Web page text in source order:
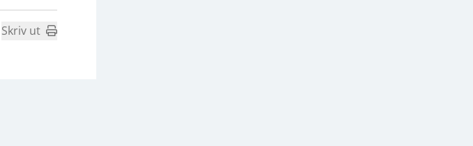
Skriv ut